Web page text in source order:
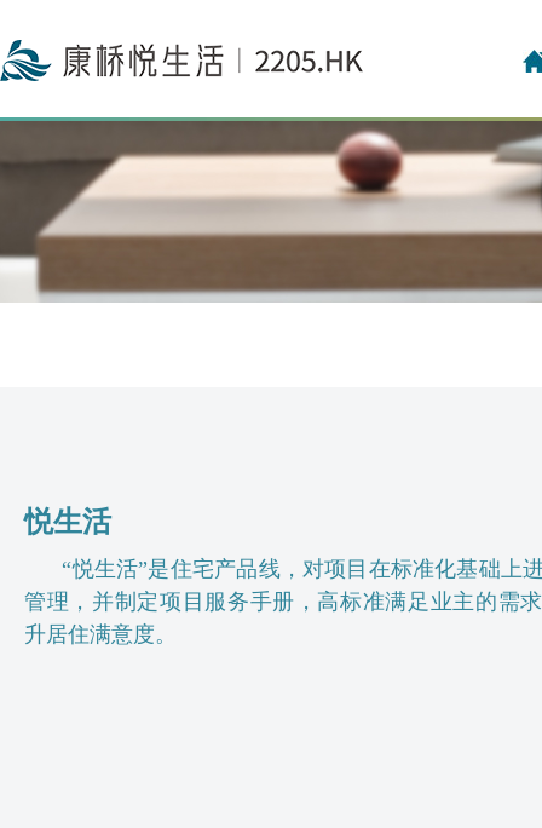
悦生活
“悦生活”是住宅产品线，对项目在标准化基础上
管理，并制定项目服务手册，高标准满足业主的需
升居住满意度。